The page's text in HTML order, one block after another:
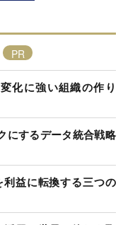
化に強い組織の作り
にするデータ統合戦略
益に転換する三つの